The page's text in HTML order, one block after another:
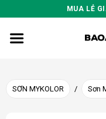
to
content
MUA LẺ
SƠN MYKOLOR / Sơn